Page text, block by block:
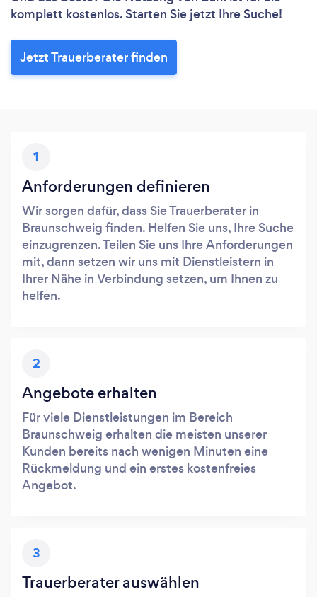
komplett kostenlos. Starten Sie jetzt Ihre Suche!
Jetzt Trauerberater finden
1
Anforderungen definieren
Wir sorgen dafür, dass Sie Trauerberater in
Braunschweig finden. Helfen Sie uns, Ihre Suche
einzugrenzen. Teilen Sie uns Ihre Anforderungen
mit, dann setzen wir uns mit Dienstleistern in
Ihrer Nähe in Verbindung setzen, um Ihnen zu
helfen.
2
Angebote erhalten
Für viele Dienstleistungen im Bereich
Braunschweig erhalten die meisten unserer
Kunden bereits nach wenigen Minuten eine
Rückmeldung und ein erstes kostenfreies
Angebot.
3
Trauerberater auswählen